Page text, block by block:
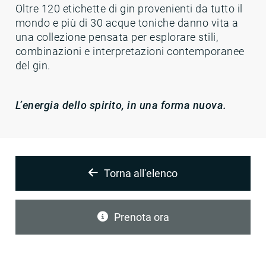
Oltre 120 etichette di gin provenienti da tutto il
mondo e più di 30 acque toniche danno vita a
una collezione pensata per esplorare stili,
combinazioni e interpretazioni contemporanee
del gin.
L’energia dello spirito, in una forma nuova.
Torna all'elenco
Prenota ora